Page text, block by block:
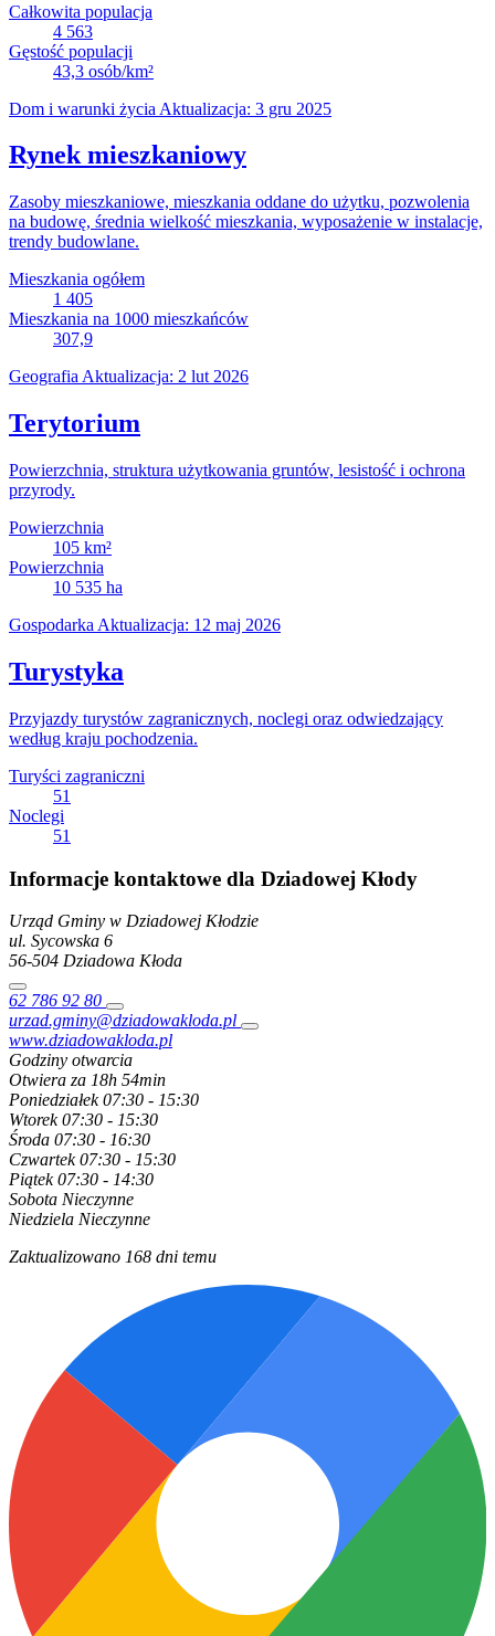
Całkowita populacja
4 563
Gęstość populacji
43,3 osób/km²
Dom i warunki życia Aktualizacja: 3 gru 2025
Rynek mieszkaniowy
Zasoby mieszkaniowe, mieszkania oddane do użytku, pozwolenia
na budowę, średnia wielkość mieszkania, wyposażenie w instalacje,
trendy budowlane.
Mieszkania ogółem
1 405
Mieszkania na 1000 mieszkańców
307,9
Geografia Aktualizacja: 2 lut 2026
Terytorium
Powierzchnia, struktura użytkowania gruntów, lesistość i ochrona
przyrody.
Powierzchnia
105 km²
Powierzchnia
10 535 ha
Gospodarka Aktualizacja: 12 maj 2026
Turystyka
Przyjazdy turystów zagranicznych, noclegi oraz odwiedzający
według kraju pochodzenia.
Turyści zagraniczni
51
Noclegi
51
Informacje kontaktowe dla Dziadowej Kłody
Urząd Gminy w Dziadowej Kłodzie
ul. Sycowska 6
56-504 Dziadowa Kłoda
62 786 92 80
urzad.gminy@dziadowakloda.pl
www.dziadowakloda.pl
Godziny otwarcia
Otwiera za 18h 54min
Poniedziałek 07:30 - 15:30
Wtorek 07:30 - 15:30
Środa 07:30 - 16:30
Czwartek 07:30 - 15:30
Piątek 07:30 - 14:30
Sobota Nieczynne
Niedziela Nieczynne
Zaktualizowano 168 dni temu